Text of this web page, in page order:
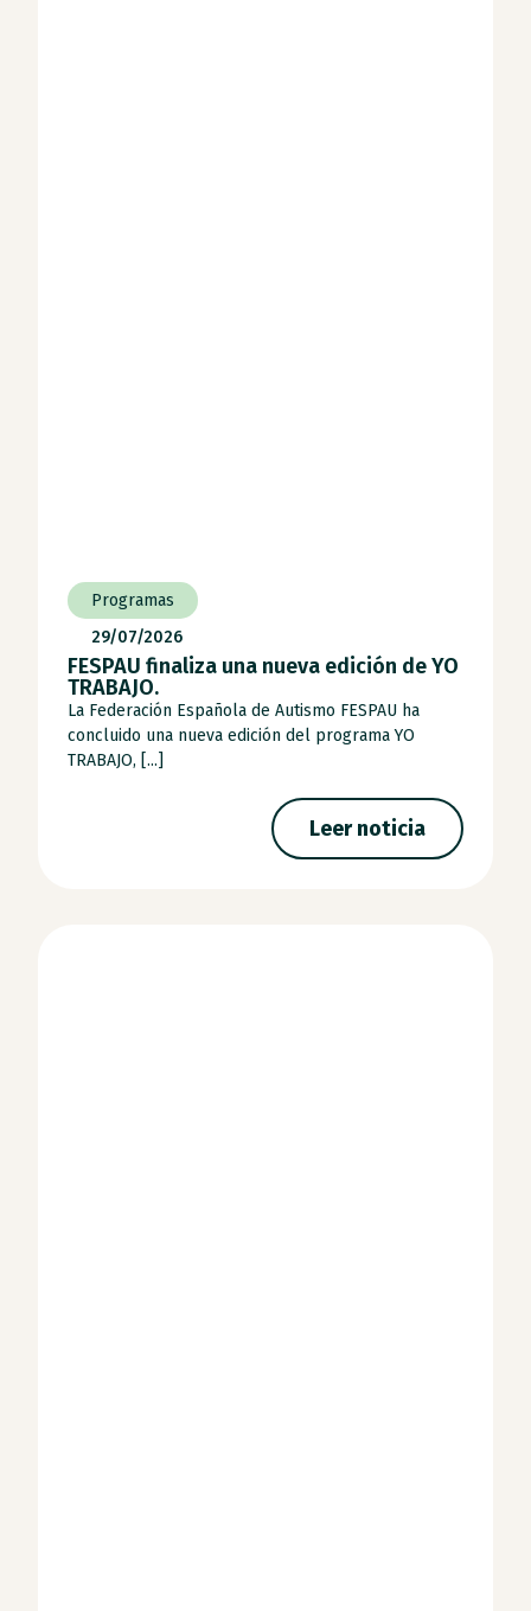
Programas
29/07/2026
FESPAU finaliza una nueva edición de YO
TRABAJO.
La Federación Española de Autismo FESPAU ha
concluido una nueva edición del programa YO
TRABAJO, [...]
Leer noticia